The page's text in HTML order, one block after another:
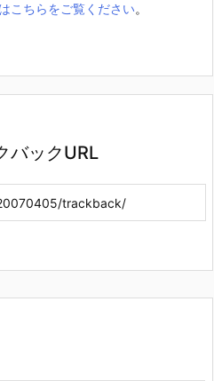
こちらをご覧ください。
バックURL